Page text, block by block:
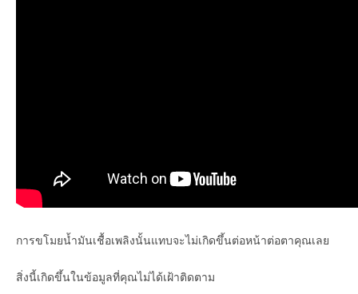
การขโมยน้ำมันเชื้อเพลิงนั้นแทบจะไม่เกิดขึ้นต่อหน้าต่อตาคุณเลย
สิ่งนี้เกิดขึ้นในข้อมูลที่คุณไม่ได้เฝ้าติดตาม